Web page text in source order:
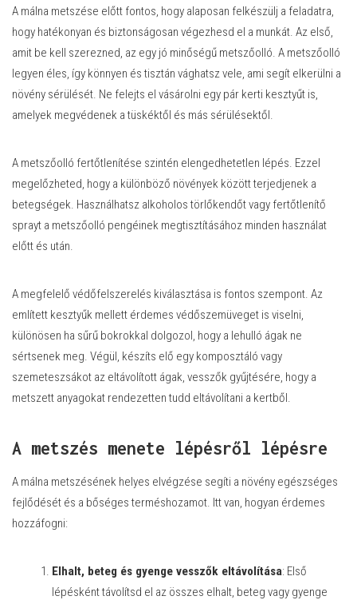
A málna metszése előtt fontos, hogy alaposan felkészülj a feladatra,
hogy hatékonyan és biztonságosan végezhesd el a munkát. Az első,
amit be kell szerezned, az egy jó minőségű metszőolló. A metszőolló
legyen éles, így könnyen és tisztán vághatsz vele, ami segít elkerülni a
növény sérülését. Ne felejts el vásárolni egy pár kerti kesztyűt is,
amelyek megvédenek a tüskéktől és más sérülésektől.
A metszőolló fertőtlenítése szintén elengedhetetlen lépés. Ezzel
megelőzheted, hogy a különböző növények között terjedjenek a
betegségek. Használhatsz alkoholos törlőkendőt vagy fertőtlenítő
sprayt a metszőolló pengéinek megtisztításához minden használat
előtt és után.
A megfelelő védőfelszerelés kiválasztása is fontos szempont. Az
említett kesztyűk mellett érdemes védőszemüveget is viselni,
különösen ha sűrű bokrokkal dolgozol, hogy a lehulló ágak ne
sértsenek meg. Végül, készíts elő egy komposztáló vagy
szemeteszsákot az eltávolított ágak, vesszők gyűjtésére, hogy a
metszett anyagokat rendezetten tudd eltávolítani a kertből.
A metszés menete lépésről lépésre
A málna metszésének helyes elvégzése segíti a növény egészséges
fejlődését és a bőséges terméshozamot. Itt van, hogyan érdemes
hozzáfogni:
Elhalt, beteg és gyenge vesszők eltávolítása: Első
lépésként távolítsd el az összes elhalt, beteg vagy gyenge